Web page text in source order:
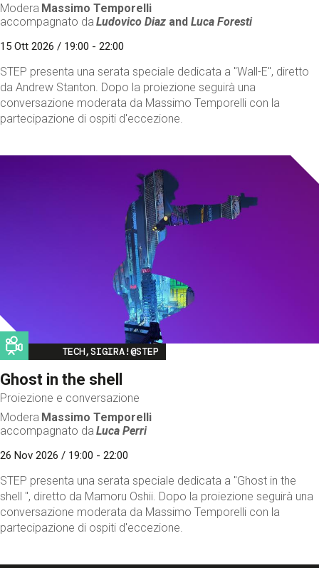
Modera Massimo Temporelli
accompagnato da Ludovico Diaz andLuca Foresti
15 Ott 2026 / 19:00 - 22:00
STEP presenta una serata speciale dedicata a "Wall-E", diretto
da Andrew Stanton. Dopo la proiezione seguirà una
conversazione moderata da Massimo Temporelli con la
partecipazione di ospiti d'eccezione.
Image
TECH,SIGIRA!@STEP
Ghost in the shell
Proiezione e conversazione
Modera Massimo Temporelli
accompagnato da Luca Perri
26 Nov 2026 / 19:00 - 22:00
STEP presenta una serata speciale dedicata a "Ghost in the
shell ", diretto da Mamoru Oshii. Dopo la proiezione seguirà una
conversazione moderata da Massimo Temporelli con la
partecipazione di ospiti d'eccezione.